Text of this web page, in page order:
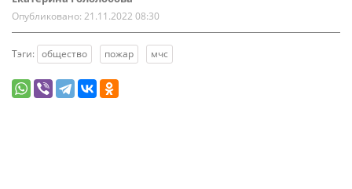
Опубликовано: 21.11.2022 08:30
Тэги: общество пожар мчс